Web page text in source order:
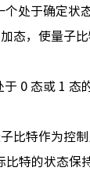
处于确定状
态，使量子
0 态或 1 态
比特作为控
特的状态保